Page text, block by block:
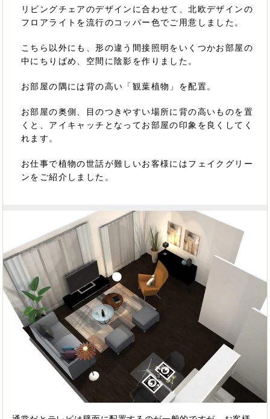
リビングチェアのデザインに合わせて、北欧デザインの
フロアライトを流行のコッパー色でご用意しました。
こちら以外にも、形の違う間接照明をいくつかお部屋の
中にちりばめ、空間に陰影を作りました。
お部屋の隅には背の高い「観葉植物」を配置。
お部屋の奥側、目のつきやすい場所に背の高いものを置
くと、アイキャッチとなってお部屋の印象を良くしてく
れます。
お仕事で植物の世話が難しいお客様にはフェイクグリー
ンをご紹介しました。